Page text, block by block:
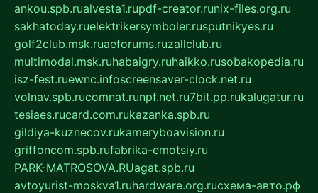
ankou.spb.rualvesta1.rupdf-creator.runix-files.org.ru
sakhatoday.ruelektrikersymboler.rusputnikyes.ru
golf2club.msk.ruaeforums.ruzallclub.ru
multimodal.msk.ruhabaigry.ruhaikko.rusobakopedia.ru
isz-fest.ruewnc.infoscreensaver-clock.net.ru
volnav.spb.rucomnat.runpf.net.ru7bit.pp.rukalugatur.ru
tesiaes.rucard.com.rukazanka.spb.ru
gildiya-kuznecov.rukameryboavision.ru
griffoncom.spb.rufabrika-emotsiy.ru
PARK-MATROSOVA.RUagat.spb.ru
avtoyurist-moskva1.ruhardware.org.ruсхема-авто.рф